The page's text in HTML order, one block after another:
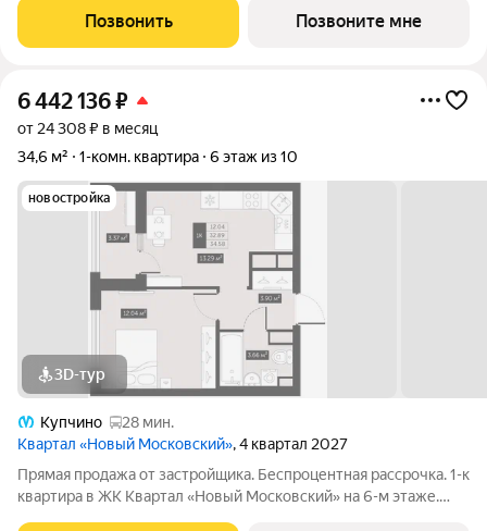
«Новый Московский» в Пушкинском районе. Этот комплекс
объединит в себе
Позвонить Позвоните мне
6 442 136₽
от 24 308 ₽ в месяц
34,6 м²
1-комн. квартира 6 этаж из 10
новостройка
3D-тур
Купчино
28 мин.
Квартал «Новый Московский», 4 квартал 2027
Прямая продажа от застройщика. Беспроцентная рассрочка. 1-к
квартира в ЖК Квартал «Новый Московский» на 6-м этаже.